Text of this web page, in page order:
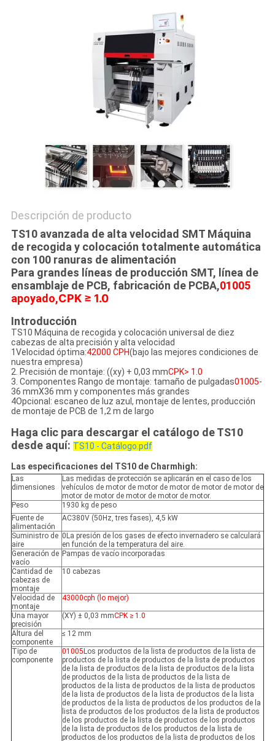
Descripción de producto
TS10 avanzada de alta velocidad SMT Máquina
de recogida y colocación totalmente automática
con 100 ranuras de alimentación
Para grandes líneas de producción SMT, línea de
ensamblaje de PCB, fabricación de PCBA,01005
apoyado,CPK ≥ 1.0
Introducción
TS10 Máquina de recogida y colocación universal de diez
cabezas de alta precisión y alta velocidad
1Velocidad óptima:42000 CPH(bajo las mejores condiciones de
nuestra empresa)
2. Precisión de montaje: ((xy) + 0,03 mmCPK> 1.0
3. Componentes Rango de montaje: tamaño de pulgadas01005-
36 mmX36 mm y componentes más grandes
4Opcional: escaneo de luz azul, montaje de lentes, producción
de montaje de PCB de 1,2 m de largo
Haga clic para descargar el catálogo de TS10
desde aquí: TS10 - Catálogo.pdf
Las especificaciones del TS10 de Charmhigh:
Las
dimensiones
Las medidas de protección se aplicarán en el caso de los
vehículos de motor de motor de motor de motor de motor de
motor de motor de motor de motor de motor.
Peso
1930 kg de peso
Fuente de
alimentación
AC380V (50Hz, tres fases), 4,5 kW
Suministro de
aire
0La presión de los gases de efecto invernadero se calculará
en función de la temperatura del aire.
Generación de
vacío
Pampas de vacío incorporadas
Cantidad de
cabezas de
montaje
10 cabezas
Velocidad de
montaje
43000cph (lo mejor)
Una mayor
precisión
(XY) ± 0,03 mmCPK ≥ 1.0
Altura del
componente
≤ 12 mm
Tipo de
componente
01005 Los productos de la lista de productos de la lista de
productos de la lista de productos de la lista de productos
de la lista de productos de la lista de productos de la lista
de productos de la lista de productos de la lista de
productos de la lista de productos de la lista de productos
de la lista de productos de la lista de productos de la lista
de productos de la lista de productos de los productos de la
lista de productos de los productos de la lista de productos
de los productos de la lista de productos de los productos
de la lista de productos de los productos de la lista de
productos de los productos de la lista de productos de los